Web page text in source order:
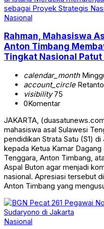
Nasional
Rahman, Mahasiswa
Anton Timbang
Tingkat Nasional
calendar_month
account_circleRetanto
visibility75
0Komentar
JAKARTA,
mahasiswa asal Sulawesi
pendidikan Strata Satu (S1)
kepada Ketua Kamar
Tenggara, Anton Timbang,
Aspal Buton agar menjadi
nasional. Apresiasi tersebut
Anton Timbang yang
Nasional